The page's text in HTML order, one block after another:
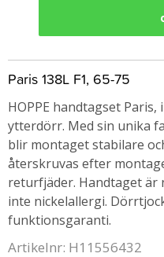
Paris 138L F1, 65-75
HOPPE handtagset
ytterdörr. Med sin unika
blir montaget stabilare
återskruvas efter
returfjäder. Handtaget
inte nickelallergi.
funktionsgaranti.
Artikelnr: H11556432